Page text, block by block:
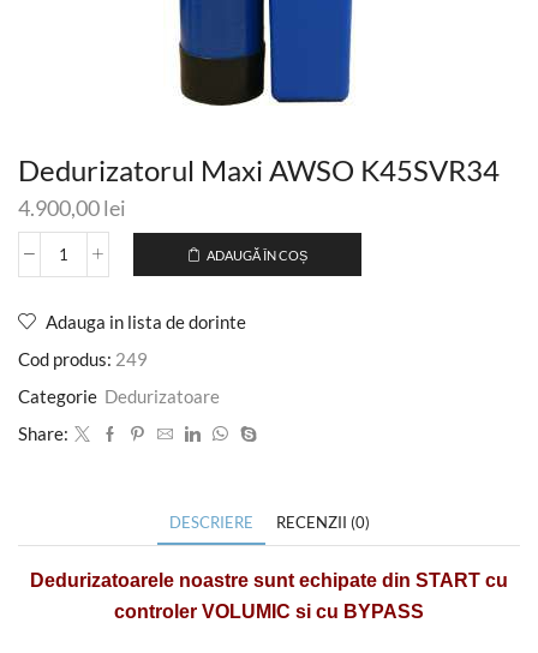
Dedurizatorul Maxi AWSO K45SVR34
4.900,00lei
ADAUGĂ ÎN COȘ
Adauga in lista de dorinte
Cod produs: 249
Categorie Dedurizatoare
Share:
DESCRIERE RECENZII (0)
Dedurizatoarele noastre sunt echipate din START cu
controler VOLUMIC si cu BYPASS